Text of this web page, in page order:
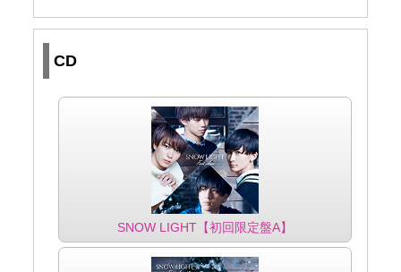
CD
SNOW LIGHT【初回限定盤A】